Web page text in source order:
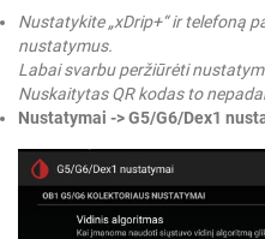
Nustatykite „xDrip+“ ir telefoną
nustatymus.
Labai svarbu peržiūrėti
Nuskaitytas QR kodas to
Nustatymai -> G5/G6/Dex1